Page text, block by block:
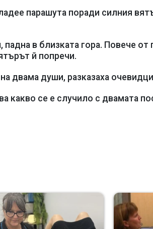
парашута поради силния
в близката гора. Повече от
й попречи.
двама души, разказаха
какво се е случило с двамата